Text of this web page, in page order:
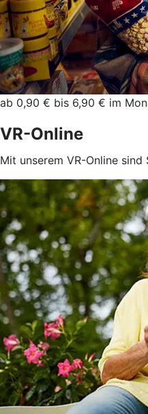
ab 0,90 € bis 6,90 € im
VR-Online
Mit unserem VR-Online